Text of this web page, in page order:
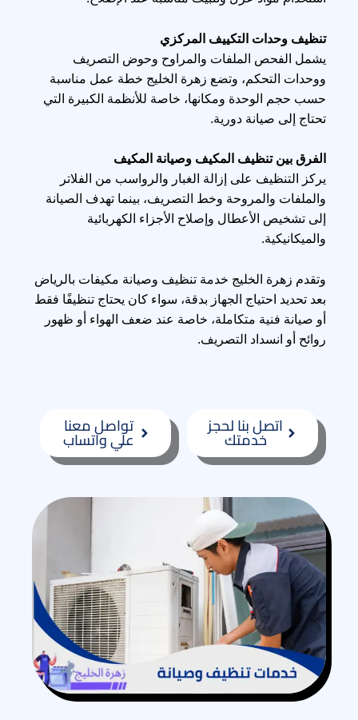
تنظيف وحدات التكييف المركزي
يشمل الفحص الملفات والمراوح وحوض التصريف
ووحدات التحكم، وتضع زهرة الخليج خطة عمل مناسبة
حسب حجم الوحدة ومكانها، خاصة للأنظمة الكبيرة التي
تحتاج إلى صيانة دورية.
الفرق بين تنظيف المكيف وصيانة المكيف
يركز التنظيف على إزالة الغبار والرواسب من الفلاتر
والملفات والمروحة وخط التصريف، بينما تهدف الصيانة
إلى تشخيص الأعطال وإصلاح الأجزاء الكهربائية
والميكانيكية.
وتقدم زهرة الخليج خدمة تنظيف وصيانة مكيفات بالرياض
بعد تحديد احتياج الجهاز بدقة، سواء كان يحتاج تنظيفًا فقط
أو صيانة فنية متكاملة، خاصة عند ضعف الهواء أو ظهور
روائح أو انسداد التصريف.
اتصل بنا لحجز
خدمتك
تواصل معنا
علي واتساب